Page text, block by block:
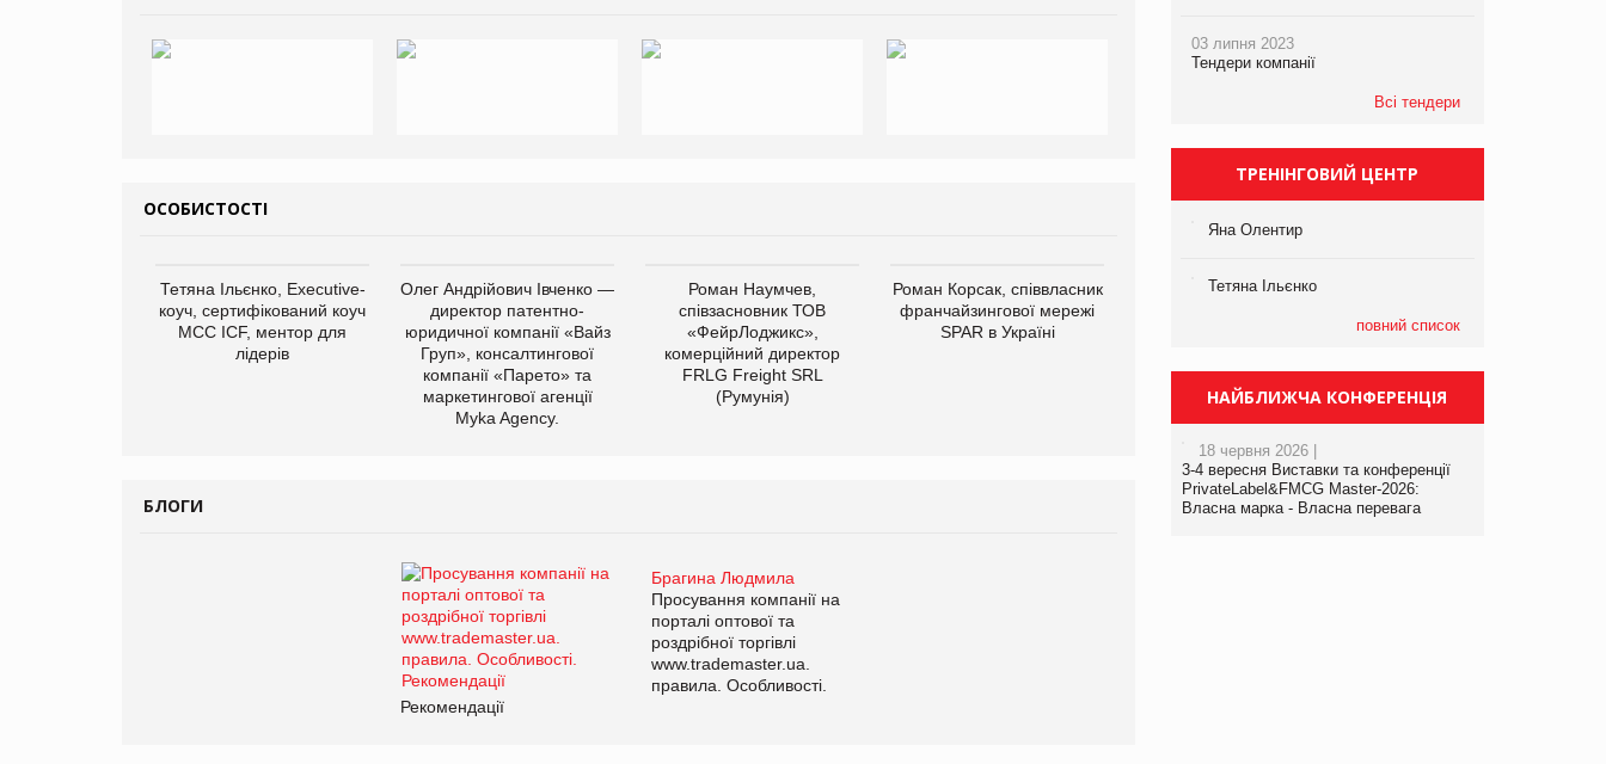
ОСОБИСТОСТІ
Тетяна Ільєнко, Executive-
коуч, сертифікований коуч
МСС ICF, ментор для
лідерів
Олег Андрійович Івченко —
директор патентно-
юридичної компанії «Вайз
Груп», консалтингової
компанії «Парето» та
маркетингової агенції
Myka Agency.
Роман Наумчев,
співзасновник ТОВ
«ФейрЛоджикс»,
комерційний директор
FRLG Freight SRL
(Румунія)
Роман Корсак, співвласник
франчайзингової мережі
SPAR в Україні
Олексій Логачов-Михайлов
БЛОГИ
Брагина Людмила
Просування компанії на
порталі оптової та
роздрібної торгівлі
www.trademaster.ua.
правила. Особливості.
Рекомендації
03 липня 2023
Тендери компанії
Всі тендери
ТРЕНІНГОВИЙ ЦЕНТР
Яна Олентир
Тетяна Ільєнко
повний список
НАЙБЛИЖЧА КОНФЕРЕНЦІЯ
18 червня 2026 |
3-4 вересня Виставки та конференції
PrivateLabel&FMCG Master-2026:
Власна марка - Власна перевага